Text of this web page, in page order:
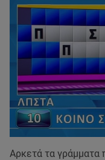
Αρκετά τα γράμματα